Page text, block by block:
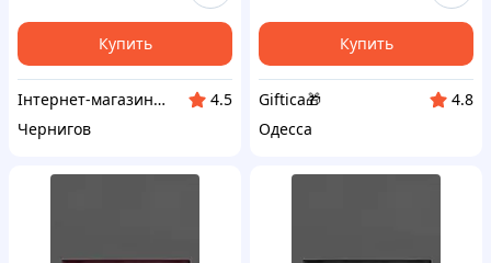
Купить
Інтернет-магазин "VoyagerStar"
4.5
Чернигов
Купить
Giftica🎁
4.8
Одесса